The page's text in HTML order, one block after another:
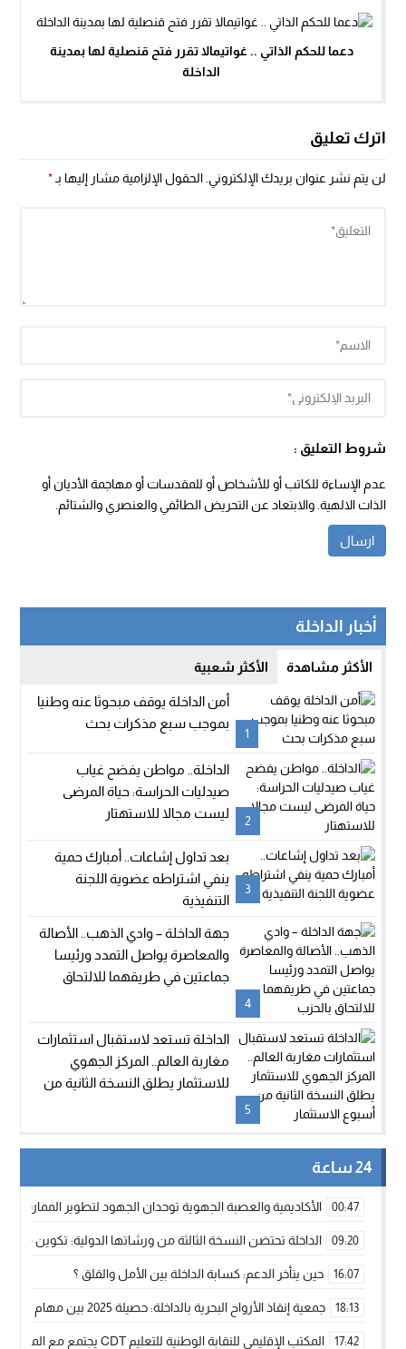
دعما للحكم الذاتي .. غواتيمالا تقرر فتح قنصلية لها بمدينة
الداخلة
اترك تعليق
لن يتم نشر عنوان بريدك الإلكتروني. الحقول الإلزامية مشار إليها بـ*
شروط التعليق :
عدم الإساءة للكاتب أو للأشخاص أو للمقدسات أو مهاجمة الأديان أو
الذات الالهية. والابتعاد عن التحريض الطائفي والعنصري والشتائم.
أخبار الداخلة
الأكثر مشاهدة الأكثر شعبية
1
أمن الداخلة يوقف مبحوثا عنه وطنيا
بموجب سبع مذكرات بحث
2
الداخلة.. مواطن يفضح غياب
صيدليات الحراسة: حياة المرضى
ليست مجالا للاستهتار
3
بعد تداول إشاعات.. أمبارك حمية
ينفي اشتراطه عضوية اللجنة
التنفيذية
4
جهة الداخلة – وادي الذهب.. الأصالة
والمعاصرة يواصل التمدد ورئيسا
جماعتين في طريقهما للالتحاق
5
الداخلة تستعد لاستقبال استثمارات
مغاربة العالم.. المركز الجهوي
للاستثمار يطلق النسخة الثانية من
24 ساعة
00:47 الأكاديمية والعصبة الجهوية توحدان الجهود لتطوير الممارسة
09:20 الداخلة تحتضن النسخة الثالثة من ورشاتها الدولية: تكوين
16:07 حين يتأخر الدعم: كسابة الداخلة بين الأمل والقلق ؟
18:13 جمعية إنقاذ الأرواح البحرية بالداخلة: حصيلة 2025 بين مهام الإنقاذ ومشروع “دار البحار”
17:42 المكتب الإقليمي للنقابة الوطنية للتعليم CDT يجتمع مع المدير الإقليمي لمناقشة ملفات جوهرية لنساء ورجال التعليم